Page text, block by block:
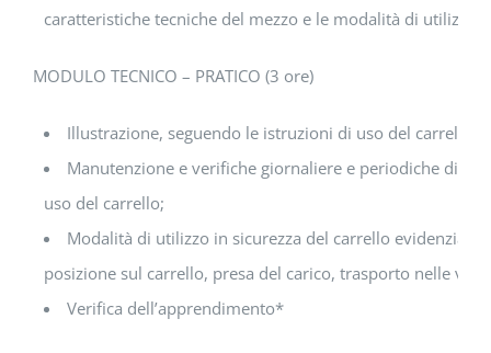
caratteristiche tecniche del mezzo e le modalità di utilizzo
MODULO TECNICO – PRATICO (3 ore)
Illustrazione, seguendo le istruzioni di uso del carrello,
Manutenzione e verifiche giornaliere e periodiche di
uso del carrello;
Modalità di utilizzo in sicurezza del carrello
posizione sul carrello, presa del carico, trasporto nelle
Verifica dell’apprendimento*